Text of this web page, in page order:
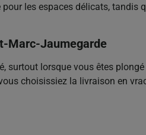
les espaces délicats, tandis
Marc-Jaumegarde
surtout lorsque vous êtes
choisissiez la livraison en